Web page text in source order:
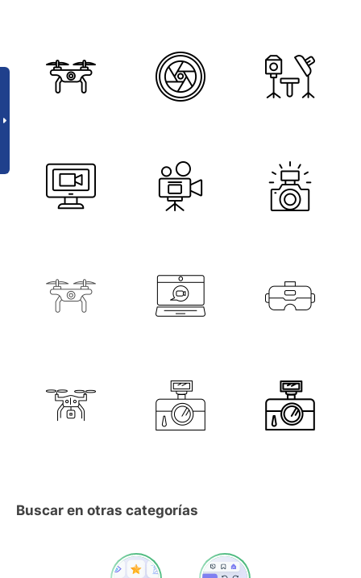
Buscar en otras categorías